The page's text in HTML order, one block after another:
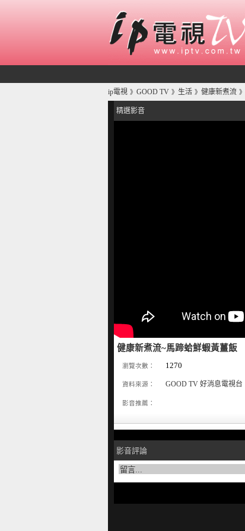
ip電視 》 GOOD TV 》 生活 》 健康新煮流 》
精選影音
健康新煮流~馬蹄蛤鮮蝦黃薑飯
瀏覽次數： 1270
資料來源： GOOD TV 好消息電視台
影音推薦：
影音評論